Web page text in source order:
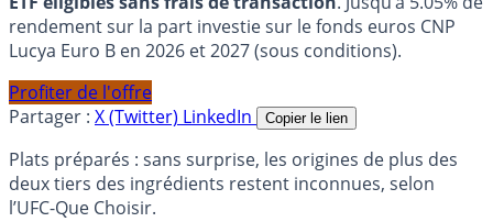
rendement sur la part investie sur le fonds euros CNP
Lucya Euro B en 2026 et 2027 (sous conditions).
Profiter de l'offre
Partager : X (Twitter) LinkedIn Copier le lien
Plats préparés : sans surprise, les origines de plus des
deux tiers des ingrédients restent inconnues, selon
l’UFC-Que Choisir.